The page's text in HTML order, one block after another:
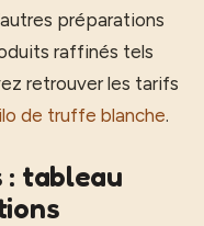
préparations
raffinés tels
retrouver les tarifs
de truffe blanche.
: tableau